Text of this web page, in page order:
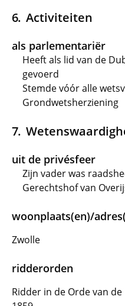
Activiteiten
als parlementariër
Heeft als lid van de
gevoerd
Stemde vóór alle
Grondwetsherziening
uit de privésfeer
Zijn vader was
Gerechtshof van
woonplaats(en)/
Zwolle
ridderorden
Ridder in de Orde van